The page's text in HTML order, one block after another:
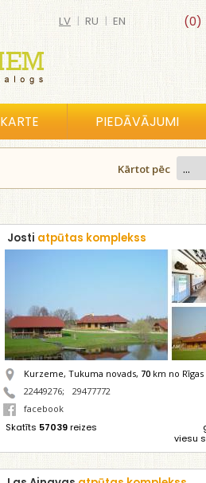
(0)
LV | RU | EN
KARTE PIEDĀVĀJUMI
Kārtot pēc
Josti atpūtas komplekss
Kurzeme, Tukuma novads, 70 km no Rīgas
22449276;
29477772
facebook
Skatīts 57039reizes
viesu